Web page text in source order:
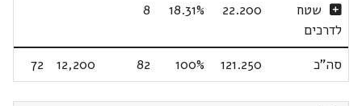
שטח
לדרכים
22.200
18.31%
8
סה"כ 121.250
100%
82
12,200
72